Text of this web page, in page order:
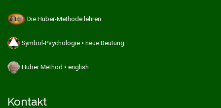
Die Huber-Methode lehren
Symbol-Psychologie • neue Deutung
Huber Method • english
Kontakt